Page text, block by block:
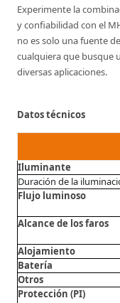
Experimente la
y confiabilidad con el
no es solo una fuente
cualquiera que busque
diversas aplicaciones.
Datos técnicos
Iluminante
Duración de la
Flujo luminoso
Alcance de los faros
Alojamiento
Batería
Otros
Protección (PI)